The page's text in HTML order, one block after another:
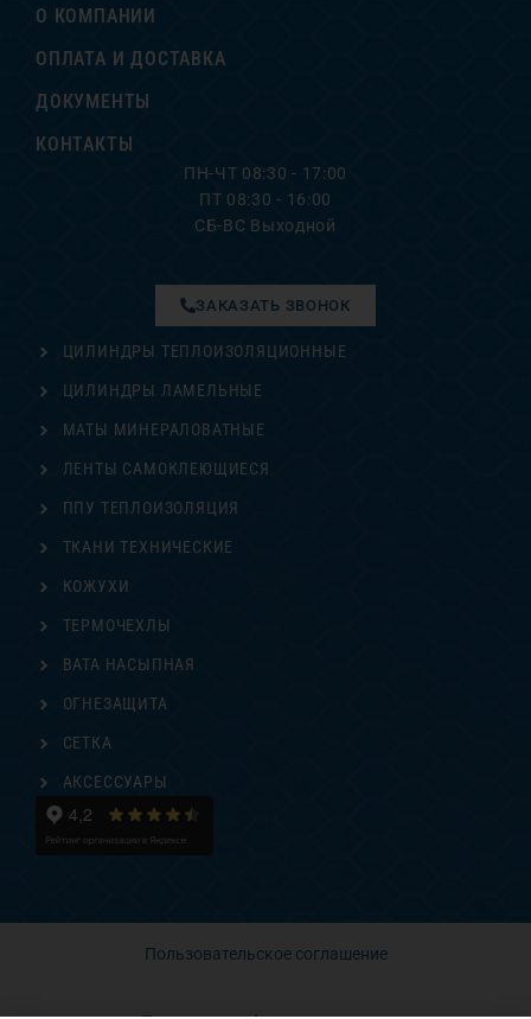
О КОМПАНИИ
ОПЛАТА И ДОСТАВКА
ДОКУМЕНТЫ
КОНТАКТЫ
ПН-ЧТ 08:30 - 17:00
ПТ 08:30 - 16:00
СБ-ВС Выходной
ЦИЛИНДРЫ ТЕПЛОИЗОЛЯЦИОННЫЕ
ЦИЛИНДРЫ ЛАМЕЛЬНЫЕ
МАТЫ МИНЕРАЛОВАТНЫЕ
ЛЕНТЫ САМОКЛЕЮЩИЕСЯ
ППУ ТЕПЛОИЗОЛЯЦИЯ
ТКАНИ ТЕХНИЧЕСКИЕ
ЗАКАЗАТЬ ЗВОНОК
КОЖУХИ
ТЕРМОЧЕХЛЫ
ВАТА НАСЫПНАЯ
ОГНЕЗАЩИТА
СЕТКА
АКСЕССУАРЫ
Пользовательское соглашение